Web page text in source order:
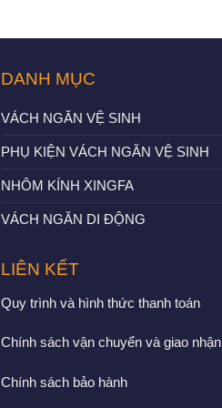
DANH MỤC
VÁCH NGĂN VỆ SINH
PHỤ KIỆN VÁCH NGĂN VỆ SINH
NHÔM KÍNH XINGFA
VÁCH NGĂN DI ĐỘNG
LIÊN KẾT
Quy trình và hình thức thanh toán
Chính sách vận chuyển và giao nhận
Chính sách bảo hành